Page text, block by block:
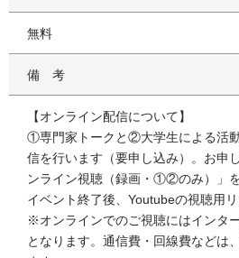
無料
備考
【オンライン配信について】
①専門家トークと②大学生による活
信を行います（要申し込み）。お申
ンライン視聴（録画・①②のみ）」
イベント終了後、Youtubeの視聴用
※オンラインでのご視聴にはインタ
となります。通信費・回線費などは